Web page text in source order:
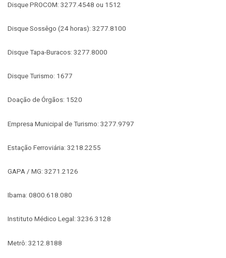
Disque PROCOM: 3277.4548 ou 1512
Disque Sossêgo (24 horas): 3277.8100
Disque Tapa-Buracos: 3277.8000
Disque Turismo: 1677
Doação de Órgãos: 1520
Empresa Municipal de Turismo: 3277.9797
Estação Ferroviária: 3218.2255
GAPA / MG: 3271.2126
Ibama: 0800.618.080
Instituto Médico Legal: 3236.3128
Metrô: 3212.8188